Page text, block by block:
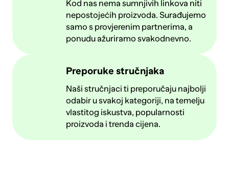
Kod nas nema sumnjivih linkova niti
nepostojećih proizvoda. Surađujemo
samo s provjerenim partnerima, a
ponudu ažuriramo svakodnevno.
Preporuke stručnjaka
Naši stručnjaci ti preporučaju najbolji
odabir u svakoj kategoriji, na temelju
vlastitog iskustva, popularnosti
proizvoda i trenda cijena.